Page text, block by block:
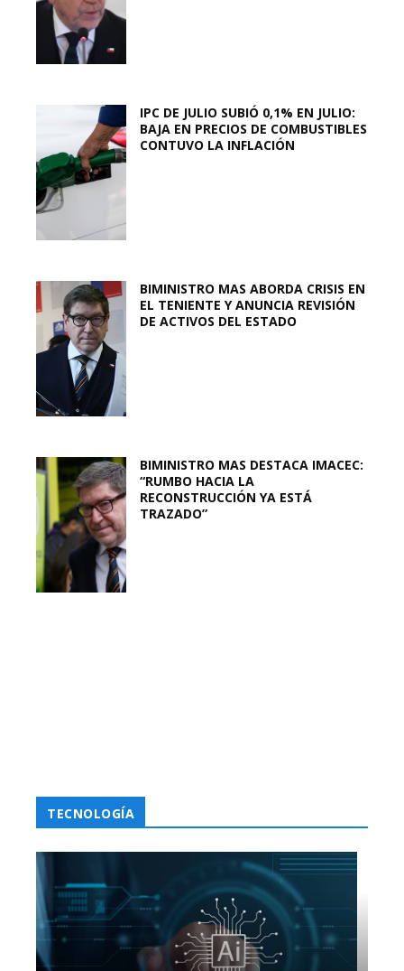
IPC DE JULIO SUBIÓ 0,1% EN JULIO:
BAJA EN PRECIOS DE COMBUSTIBLES
CONTUVO LA INFLACIÓN
BIMINISTRO MAS ABORDA CRISIS EN
EL TENIENTE Y ANUNCIA REVISIÓN
DE ACTIVOS DEL ESTADO
BIMINISTRO MAS DESTACA IMACEC:
“RUMBO HACIA LA
RECONSTRUCCIÓN YA ESTÁ
TRAZADO”
TECNOLOGÍA